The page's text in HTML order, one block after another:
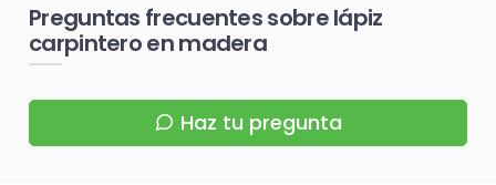
Preguntas frecuentes sobre lápiz
carpintero en madera
Haz tu pregunta